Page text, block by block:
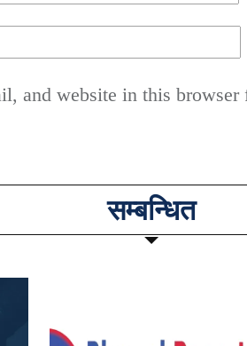
and website in this
सम्बन्धित